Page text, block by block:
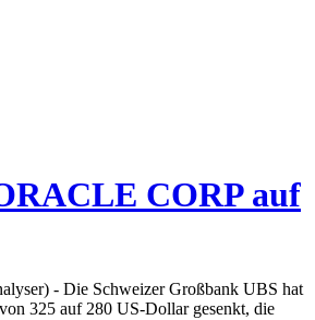
CORP auf
- Die Schweizer Großbank UBS hat
325 auf 280 US-Dollar gesenkt, die